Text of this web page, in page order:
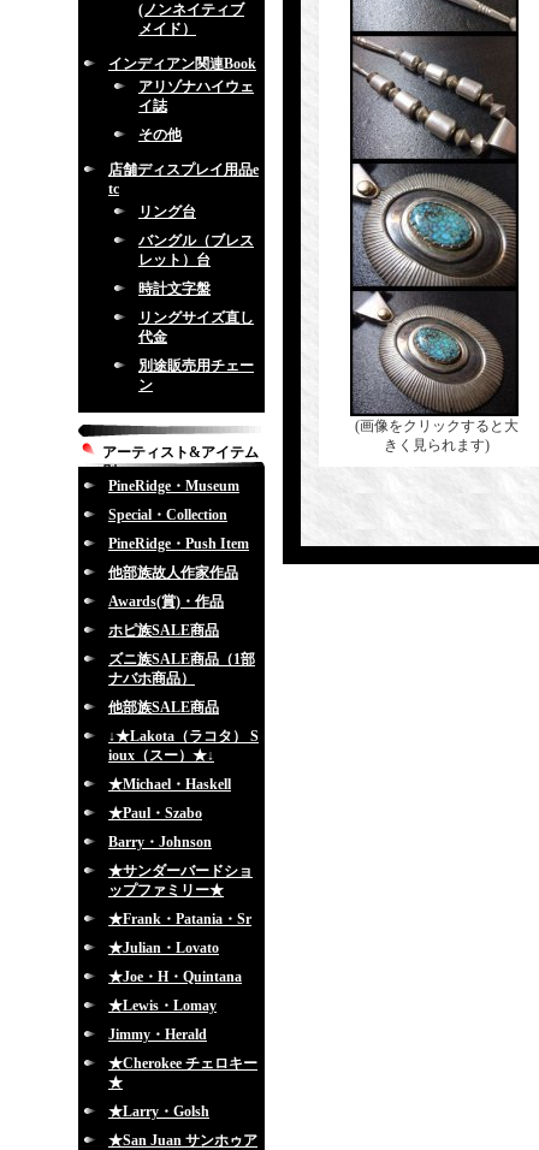
(ノンネイティブ
メイド）
インディアン関連Book
アリゾナハイウェ
イ誌
その他
店舗ディスプレイ用品e
tc
リング台
バングル（ブレス
レット）台
時計文字盤
リングサイズ直し
代金
別途販売用チェー
ン
アーティスト&アイテム
別
PineRidge・Museum
Special・Collection
PineRidge・Push Item
他部族故人作家作品
Awards(賞)・作品
ホピ族SALE商品
ズニ族SALE商品（1部
ナバホ商品）
他部族SALE商品
↓★Lakota（ラコタ） S
ioux（スー）★↓
★Michael・Haskell
★Paul・Szabo
Barry・Johnson
★サンダーバードショ
ップファミリー★
★Frank・Patania・Sr
★Julian・Lovato
★Joe・H・Quintana
★Lewis・Lomay
Jimmy・Herald
★Cherokee チェロキー
★
★Larry・Golsh
★San Juan サンホゥア
(画像をクリックすると大
きく見られます)